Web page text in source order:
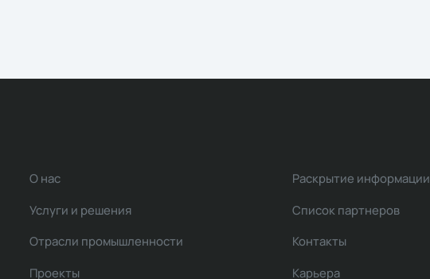
О нас
Услуги и решения
Отрасли промышленности
Проекты
Раскрытие информации
Список партнеров
Контакты
Карьера